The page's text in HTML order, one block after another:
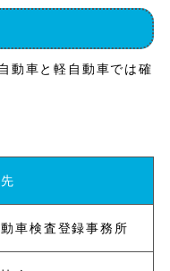
動車と軽自動車では確
車検査登録事務所